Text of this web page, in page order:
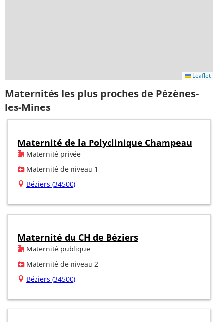
Leaflet
Maternités les plus proches de Pézènes-
les-Mines
Maternité de la Polyclinique Champeau
Maternité privée
Maternité de niveau 1
Béziers (34500)
Maternité du CH de Béziers
Maternité publique
Maternité de niveau 2
Béziers (34500)